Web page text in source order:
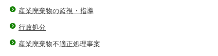
産業廃棄物の監視・指導
行政処分
産業廃棄物不適正処理事案